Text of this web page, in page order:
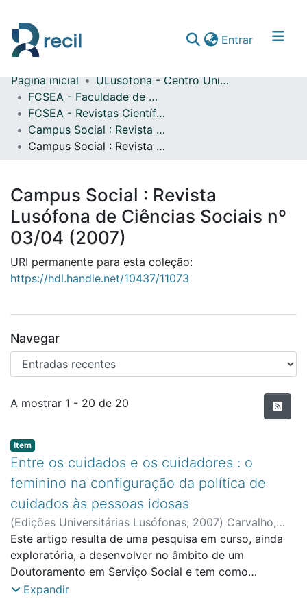
Entrar(current)
Comunidades & Coleções
Percorrer repositório
Estatísticas
Página inicial
ULusófona - Centro Universitário de Lisboa
FCSEA - Faculdade de Ciências Sociais, Educação e Administração
FCSEA - Revistas Científicas
Campus Social : Revista Lusófona de Ciências Sociais
Campus Social : Revista Lusófona de Ciências Sociais nº 03/04 (2007)
Campus Social : Revista
Lusófona de Ciências Sociais nº
03/04 (2007)
URI permanente para esta coleção:
https://hdl.handle.net/10437/11073
Navegar
Entradas recentes
A mostrar 1 - 20 de 20
Item type:
Item,
Entre os cuidados e os cuidadores : o
feminino na configuração da política de
cuidados às pessoas idosas
(Edições Universitárias Lusófonas, 2007) Carvalho,
Maria Irene de;Faculdade de Ciências Sociais,
Educação e Administração
Este artigo resulta de uma pesquisa em curso, ainda
exploratória, a desenvolver no âmbito de um
Doutoramento em Serviço Social e tem como
finalidade analisar as orientações da política de
Expandir